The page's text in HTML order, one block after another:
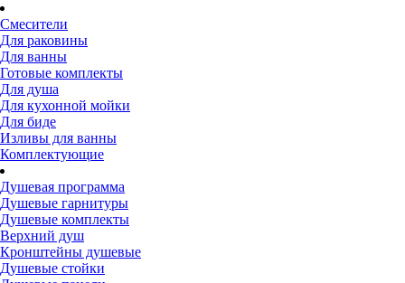
Смесители
Для раковины
Для ванны
Готовые комплекты
Для душа
Для кухонной мойки
Для биде
Изливы для ванны
Комплектующие
Душевая программа
Душевые гарнитуры
Душевые комплекты
Верхний душ
Кронштейны душевые
Душевые стойки